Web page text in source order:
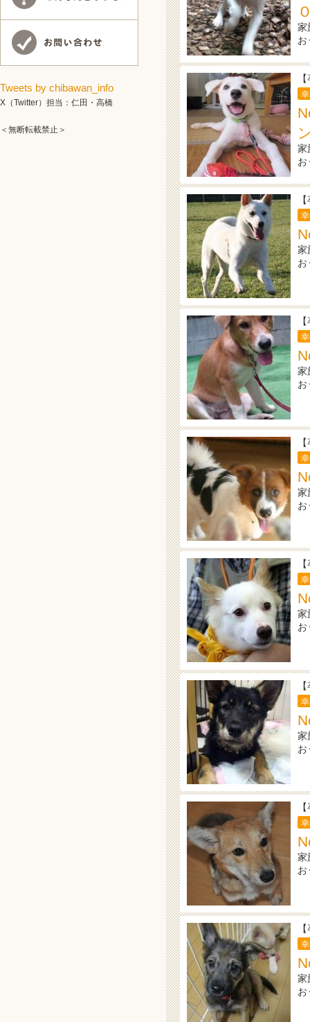
家
お
家
お
家
お
家
お
家
お
家
お
家
お
家
お
家
お
Tweets by chibawan_info
X（Twitter）担当：仁田・高橋
＜無断転載禁止＞